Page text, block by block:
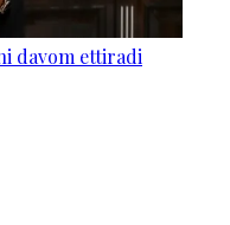
davom ettiradi